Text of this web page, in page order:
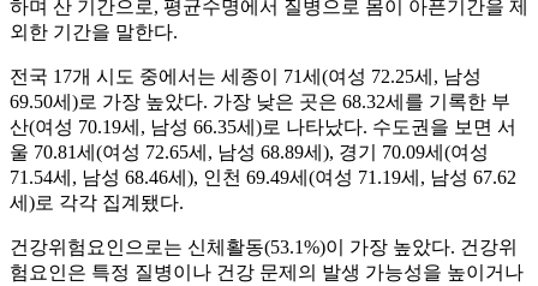
하며 산 기간으로, 평균수명에서 질병으로 몸이 아픈기간을 제
외한 기간을 말한다.
전국 17개 시도 중에서는 세종이 71세(여성 72.25세, 남성
69.50세)로 가장 높았다. 가장 낮은 곳은 68.32세를 기록한 부
산(여성 70.19세, 남성 66.35세)로 나타났다. 수도권을 보면 서
울 70.81세(여성 72.65세, 남성 68.89세), 경기 70.09세(여성
71.54세, 남성 68.46세), 인천 69.49세(여성 71.19세, 남성 67.62
세)로 각각 집계됐다.
건강위험요인으로는 신체활동(53.1%)이 가장 높았다. 건강위
험요인은 특정 질병이나 건강 문제의 발생 가능성을 높이거나